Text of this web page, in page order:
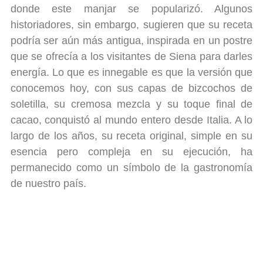
donde este manjar se popularizó. Algunos
historiadores, sin embargo, sugieren que su receta
podría ser aún más antigua, inspirada en un postre
que se ofrecía a los visitantes de Siena para darles
energía. Lo que es innegable es que la versión que
conocemos hoy, con sus capas de bizcochos de
soletilla, su cremosa mezcla y su toque final de
cacao, conquistó al mundo entero desde Italia. A lo
largo de los años, su receta original, simple en su
esencia pero compleja en su ejecución, ha
permanecido como un símbolo de la gastronomía
de nuestro país.